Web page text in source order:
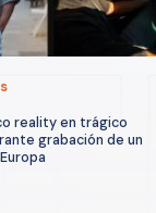
reality en trágico
grabación de un